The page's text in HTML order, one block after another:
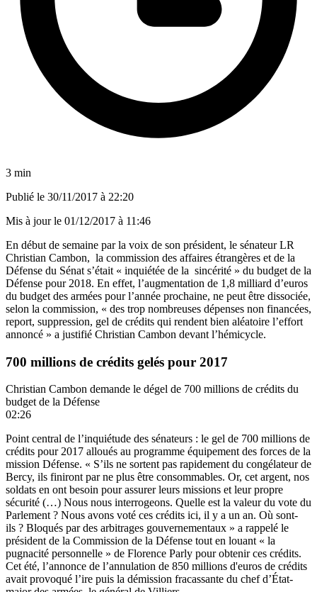
3 min
Publié le 30/11/2017 à 22:20
Mis à jour le 01/12/2017 à 11:46
En début de semaine par la voix de son président, le sénateur LR
Christian Cambon, la commission des affaires étrangères et de la
Défense du Sénat s’était « inquiétée de la sincérité » du budget de la
Défense pour 2018. En effet, l’augmentation de 1,8 milliard d’euros
du budget des armées pour l’année prochaine, ne peut être dissociée,
selon la commission, « des trop nombreuses dépenses non financées,
report, suppression, gel de crédits qui rendent bien aléatoire l’effort
annoncé » a justifié Christian Cambon devant l’hémicycle.
700 millions de crédits gelés pour 2017
Christian Cambon demande le dégel de 700 millions de crédits du
budget de la Défense
02:26
Point central de l’inquiétude des sénateurs : le gel de 700 millions de
crédits pour 2017 alloués au programme équipement des forces de la
mission Défense. « S’ils ne sortent pas rapidement du congélateur de
Bercy, ils finiront par ne plus être consommables. Or, cet argent, nos
soldats en ont besoin pour assurer leurs missions et leur propre
sécurité (…) Nous nous interrogeons. Quelle est la valeur du vote du
Parlement ? Nous avons voté ces crédits ici, il y a un an. Où sont-
ils ? Bloqués par des arbitrages gouvernementaux » a rappelé le
président de la Commission de la Défense tout en louant « la
pugnacité personnelle » de Florence Parly pour obtenir ces crédits.
Cet été, l’annonce de l’annulation de 850 millions d'euros de crédits
avait provoqué l’ire puis la démission fracassante du chef d’État-